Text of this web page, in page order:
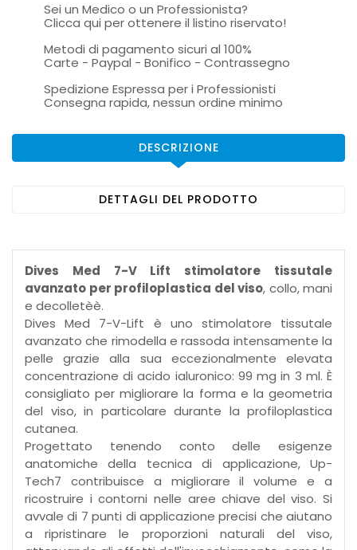
Sei un Medico o un Professionista?
Clicca qui per ottenere il listino riservato!
Metodi di pagamento sicuri al 100%
Carte - Paypal - Bonifico - Contrassegno
Spedizione Espressa per i Professionisti
Consegna rapida, nessun ordine minimo
DESCRIZIONE
DETTAGLI DEL PRODOTTO
Dives Med 7-V Lift stimolatore tissutale
avanzato per profiloplastica del viso, collo, mani
e decolletèè.
Dives Med 7-V-Lift è uno stimolatore tissutale
avanzato che rimodella e rassoda intensamente la
pelle grazie alla sua eccezionalmente elevata
concentrazione di acido ialuronico: 99 mg in 3 ml. È
consigliato per migliorare la forma e la geometria
del viso, in particolare durante la profiloplastica
cutanea.
Progettato tenendo conto delle esigenze
anatomiche della tecnica di applicazione, Up-
Tech7 contribuisce a migliorare il volume e a
ricostruire i contorni nelle aree chiave del viso. Si
avvale di 7 punti di applicazione precisi che aiutano
a ripristinare le proporzioni naturali del viso,